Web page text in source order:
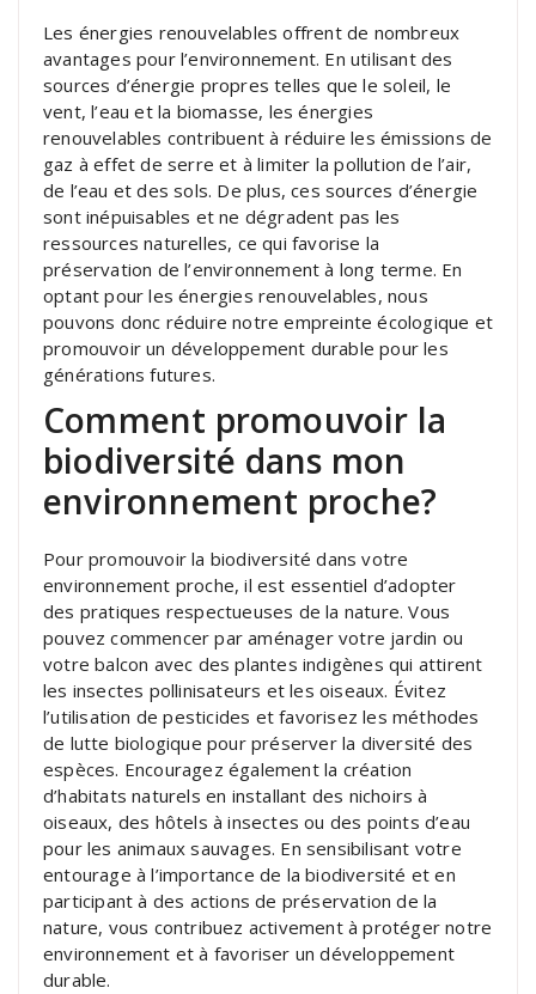
Les énergies renouvelables offrent de nombreux
avantages pour l’environnement. En utilisant des
sources d’énergie propres telles que le soleil, le
vent, l’eau et la biomasse, les énergies
renouvelables contribuent à réduire les émissions de
gaz à effet de serre et à limiter la pollution de l’air,
de l’eau et des sols. De plus, ces sources d’énergie
sont inépuisables et ne dégradent pas les
ressources naturelles, ce qui favorise la
préservation de l’environnement à long terme. En
optant pour les énergies renouvelables, nous
pouvons donc réduire notre empreinte écologique et
promouvoir un développement durable pour les
générations futures.
Comment promouvoir la
biodiversité dans mon
environnement proche?
Pour promouvoir la biodiversité dans votre
environnement proche, il est essentiel d’adopter
des pratiques respectueuses de la nature. Vous
pouvez commencer par aménager votre jardin ou
votre balcon avec des plantes indigènes qui attirent
les insectes pollinisateurs et les oiseaux. Évitez
l’utilisation de pesticides et favorisez les méthodes
de lutte biologique pour préserver la diversité des
espèces. Encouragez également la création
d’habitats naturels en installant des nichoirs à
oiseaux, des hôtels à insectes ou des points d’eau
pour les animaux sauvages. En sensibilisant votre
entourage à l’importance de la biodiversité et en
participant à des actions de préservation de la
nature, vous contribuez activement à protéger notre
environnement et à favoriser un développement
durable.